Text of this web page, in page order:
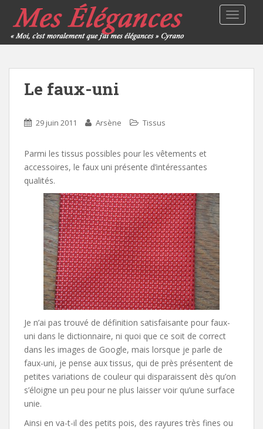
Le faux-uni
29 juin 2011 Arsène Tissus
Parmi les tissus possibles pour les vêtements et
accessoires, le faux uni présente d’intéressantes
qualités.
Je n’ai pas trouvé de définition satisfaisante pour faux-
uni dans le dictionnaire, ni quoi que ce soit de correct
dans les images de Google, mais lorsque je parle de
faux-uni, je pense aux tissus, qui de près présentent de
petites variations de couleur qui disparaissent dès qu’on
s’éloigne un peu pour ne plus laisser voir qu’une surface
unie.
Ainsi en va-t-il des petits pois, des rayures très fines ou